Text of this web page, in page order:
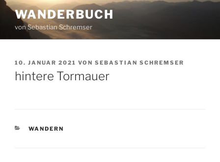
Zum
Inhalt
springen
WANDERBUCH
von Sebastian Schremser
VERÖFFENTLICHT
AM
10. JANUAR 2021 VON SEBASTIAN SCHREMSER
hintere Tormauer
KATEGORIEN
WANDERN